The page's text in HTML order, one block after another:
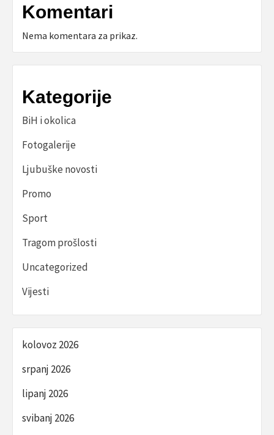
Komentari
Nema komentara za prikaz.
Kategorije
BiH i okolica
Fotogalerije
Ljubuške novosti
Promo
Sport
Tragom prošlosti
Uncategorized
Vijesti
kolovoz 2026
srpanj 2026
lipanj 2026
svibanj 2026